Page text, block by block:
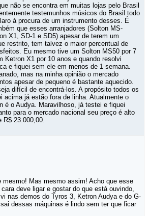
não se encontra em muitas lojas pelo Brasil
testemunhos músicos do Brasil todo
à procura de um instrumento desses. É
que esses arranjadores (Solton MS-
X1, SD-1 e SD5) apesar de terem um
restrito, tem talvez o maior percentual de
Eu mesmo tive um Solton MS50 por 7
Ketron X1 por 10 anos e quando resolvi
e fiquei sem ele em menos de 1 semana.
mas na minha opinião o mercado
apesar de pequeno é bastante aquecido.
difícil de encontrá-los. A propósito todos os
acima já estão fora de linha. Atualmente o
é o Audya. Maravilhoso, já testei e fiquei
para o mercado nacional seu preço é alto
R$ 23.000,00.
mesmo! Mas mesmo assim! Acho que esse
deve ligar e gostar do que está ouvindo,
nas demos do Tyros 3, Ketron Audya e do G-
dessas máquinas é lindo sem ter que ficar